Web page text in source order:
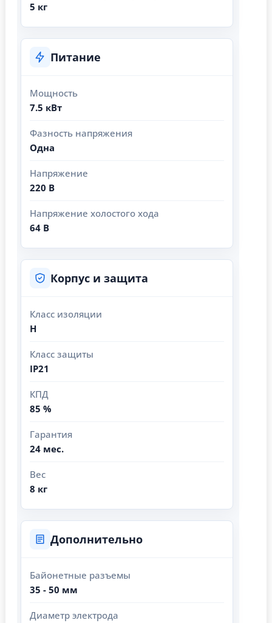
5 кг
Питание
Мощность
7.5 кВт
Фазность напряжения
Одна
Напряжение
220 В
Напряжение холостого хода
64 В
Корпус и защита
Класс изоляции
H
Класс защиты
IP21
КПД
85 %
Гарантия
24 мес.
Вес
8 кг
Дополнительно
Байонетные разъемы
35 - 50 мм
Диаметр электрода